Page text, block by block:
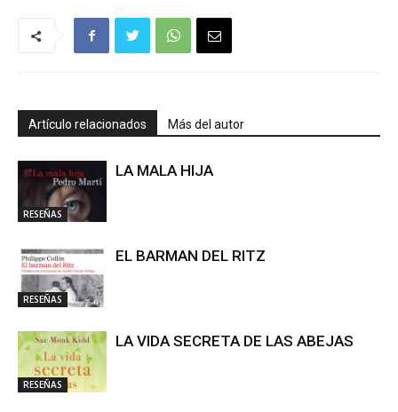
Artículo relacionados Más del autor
RESEÑAS
LA MALA HIJA
RESEÑAS
EL BARMAN DEL RITZ
RESEÑAS
LA VIDA SECRETA DE LAS ABEJAS